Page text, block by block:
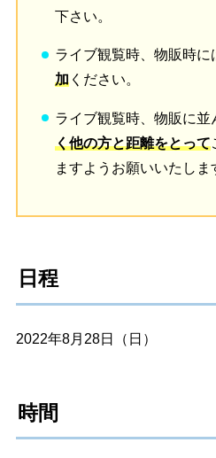
下さい。
ライブ観覧時、物販時に
加 ください。
ライブ観覧時、物販に並
く他の方と距離をとって
ますようお願いいたしま
日程
2022年8月28日（日）
時間